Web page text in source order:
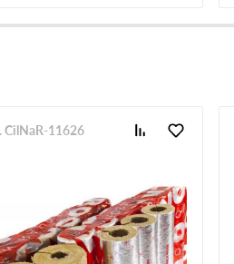
CilNaR-11626